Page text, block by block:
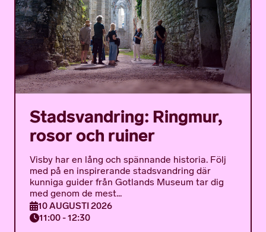
Stadsvandring: Ringmur,
rosor och ruiner
Visby har en lång och spännande historia. Följ
med på en inspirerande stadsvandring där
kunniga guider från Gotlands Museum tar dig
med genom de mest...
10 AUGUSTI 2026
11:00 - 12:30